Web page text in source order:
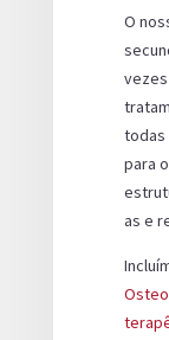
O
todas
para
as e